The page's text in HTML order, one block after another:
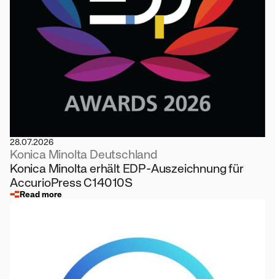
28.07.2026
Konica Minolta Deutschland
Konica Minolta erhält EDP-Auszeichnung für
AccurioPress C14010S
Read more